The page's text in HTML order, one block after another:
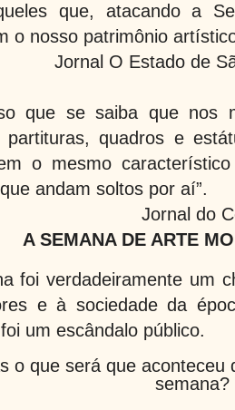
que, atacando a
o nosso patrimônio
Jornal O Estado de
que se saiba que nos
partituras, quadros e
o mesmo
andam soltos por aí”.
Jornal do
A SEMANA DE ARTE
foi verdadeiramente um
e à sociedade da
um escândalo público.
o que será que aconteceu
semana?